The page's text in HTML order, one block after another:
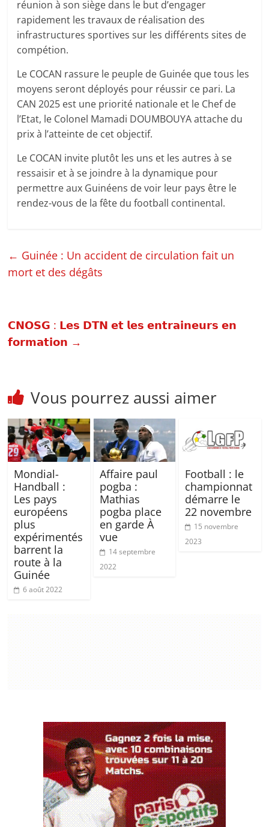
réunion à son siège dans le but d’engager
rapidement les travaux de réalisation des
infrastructures sportives sur les différents sites de
compétion.
Le COCAN rassure le peuple de Guinée que tous les
moyens seront déployés pour réussir ce pari. La
CAN 2025 est une priorité nationale et le Chef de
l’Etat, le Colonel Mamadi DOUMBOUYA attache du
prix à l’atteinte de cet objectif.
Le COCAN invite plutôt les uns et les autres à se
ressaisir et à se joindre à la dynamique pour
permettre aux Guinéens de voir leur pays être le
rendez-vous de la fête du football continental.
← Guinée : Un accident de circulation fait un
mort et des dégâts
𝗖𝗡𝗢𝗦𝗚 : 𝗟𝗲𝘀 𝗗𝗧𝗡 𝗲𝘁 𝗹𝗲𝘀 𝗲𝗻𝘁𝗿𝗮𝗶𝗻𝗲𝘂𝗿𝘀 𝗲𝗻
𝗳𝗼𝗿𝗺𝗮𝘁𝗶𝗼𝗻 →
Vous pourrez aussi aimer
Mondial-
Handball :
Les pays
européens
plus
expérimentés
barrent la
route à la
Guinée
6 août 2022
Affaire paul
pogba :
Mathias
pogba place
en garde À
vue
14 septembre
2022
Football : le
championnat
démarre le
22 novembre
15 novembre
2023